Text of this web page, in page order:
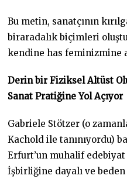
Bu metin, sanatçının
biraradalık biçimleri
kendine has feminizmine
Derin bir Fiziksel Altüst
Sanat Pratiğine Yol Açıyor
Gabriele Stötzer (o
Kachold ile tanınıyordu)
Erfurt’un muhalif
İşbirliğine dayalı ve